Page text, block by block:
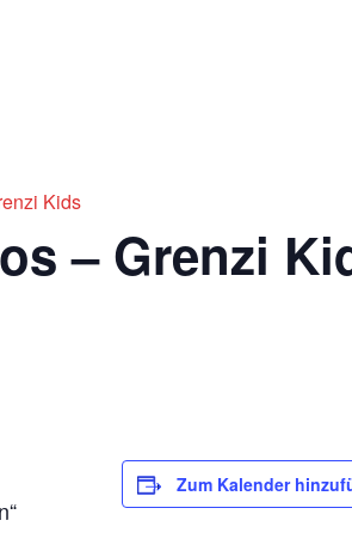
Kids
– Grenzi
Zum Kalender